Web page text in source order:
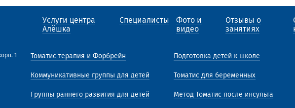
Услуги центра
Алёшка
Специалисты
Фото и
видео
Отзывы о
занятиях
1
Томатис терапия и Форбрейн
Коммуникативные группы для детей
Группы раннего развития для детей
Подготовка детей к школе
Томатис для беременных
Метод Томатис после инсульта